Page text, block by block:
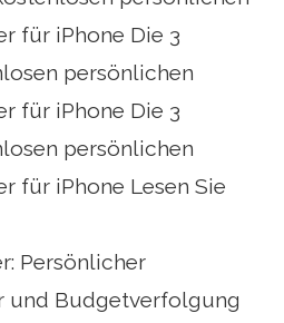
für iPhone Die 3
persönlichen
für iPhone Die 3
persönlichen
für iPhone Lesen Sie
Persönlicher
und Budgetverfolgung